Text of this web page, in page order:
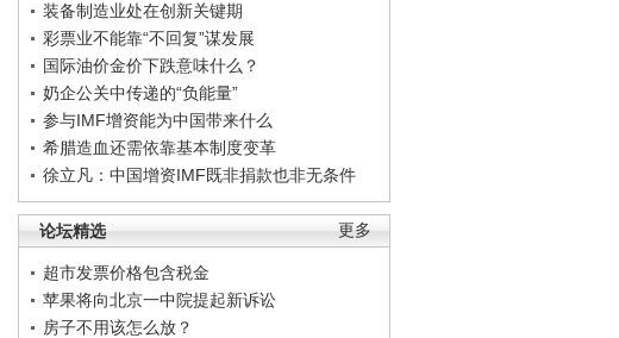
装备制造业处在创新关键期
彩票业不能靠“不回复”谋发展
国际油价金价下跌意味什么？
奶企公关中传递的“负能量”
参与IMF增资能为中国带来什么
希腊造血还需依靠基本制度变革
徐立凡：中国增资IMF既非捐款也非无条件
更多
论坛精选
超市发票价格包含税金
苹果将向北京一中院提起新诉讼
房子不用该怎么放？